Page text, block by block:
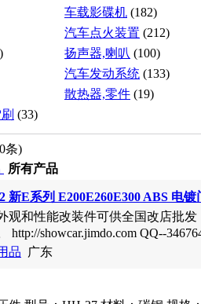
车载影碟机 (182)
汽车点火装置 (212)
扬声器,喇叭 (100)
汽车发动系统 (133)
散热器,零件 (19)
(33)
条)
所有产品
新E系列 E200E260E300 ABS
外观和性能改装件可供全国改店
。 http://showcar.jimdo.com QQ--
用品
广东